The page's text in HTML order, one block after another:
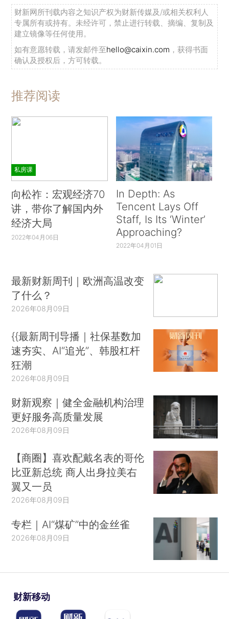
财新网所刊载内容之知识产权为财新传媒及/或相关权利人
专属所有或持有。未经许可，禁止进行转载、摘编、复制及
建立镜像等任何使用。
如有意愿转载，请发邮件至hello@caixin.com ，获得书面
确认及授权后，方可转载。
推荐阅读
私房课
向松祚：宏观经济70
讲，带你了解国内外
经济大局
2022年04月06日
In Depth: As
Tencent Lays Off
Staff, Is Its ‘Winter’
Approaching?
2022年04月01日
最新财新周刊｜欧洲高温改变
了什么？
2026年08月09日
{{最新周刊导播｜社保基数加
速夯实、AI“追光”、韩股杠杆
狂潮
2026年08月09日
财新观察｜健全金融机构治理
更好服务高质量发展
2026年08月09日
【商圈】喜欢配戴名表的哥伦
比亚新总统 商人出身拉美右
翼又一员
2026年08月09日
专栏｜AI“煤矿”中的金丝雀
2026年08月09日
财新移动